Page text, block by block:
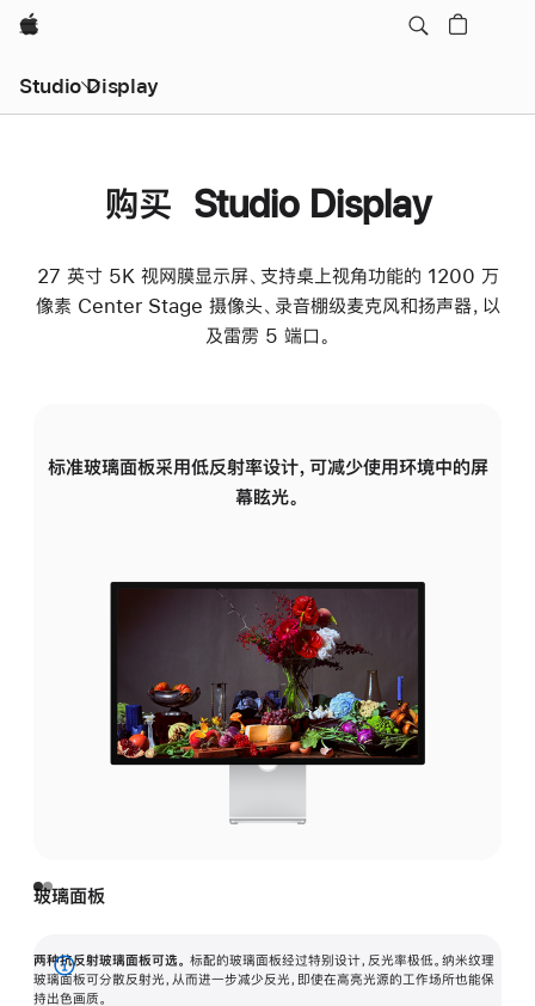
Apple
Studio Display
购买 Studio Display
27 英寸 5K 视网膜显示屏、支持桌上视角功能的 1200 万
像素 Center Stage 摄像头、录音棚级麦克风和扬声器，以
及雷雳 5 端口。
标准玻璃面板采用低反射率设计，可减少使用环境中的屏
幕眩光。
玻璃面板
两种抗反射玻璃面板可选。 标配的玻璃面板经过特别设计，反光率极低。纳米纹理
玻璃面板可分散反射光，从而进一步减少反光，即使在高亮光源的工作场所也能保
持出色画质。
展